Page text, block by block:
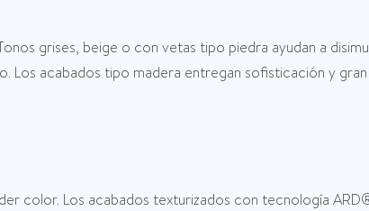
grises, beige o con vetas tipo piedra ayudan a
acabados tipo madera entregan sofisticación y
color. Los acabados texturizados con tecnología